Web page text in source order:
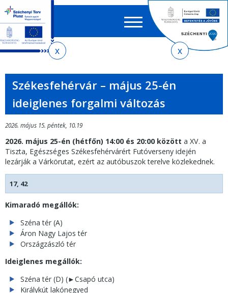
menetrendkeresőhöz
almenühöz
tartalomra
oldaltérképre
EN HU
űrlap
Székesfehérvár – május 25-én
ideiglenes forgalmi változás
2026. május 15. péntek, 10.19
2026. május 25-én (hétfőn) 14:00 és 20:00 között a XV. a
Tiszta, Egészséges Székesfehérvárért Futóverseny idején
lezárják a Várkörutat, ezért az autóbuszok terelve közlekednek.
17, 42
Kimaradó megállók:
Széna tér (A)
Áron Nagy Lajos tér
Országzászló tér
Ideiglenes megállók:
Széna tér (D) (►Csapó utca)
Királykút lakónegyed